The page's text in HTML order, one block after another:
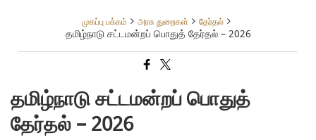
முகப்பு பக்கம் அரசு துறைகள் தேர்தல்
தமிழ்நாடு சட்டமன்றப் பொதுத் தேர்தல் – 2026
தமிழ்நாடு சட்டமன்றப் பொதுத்
தேர்தல் – 2026